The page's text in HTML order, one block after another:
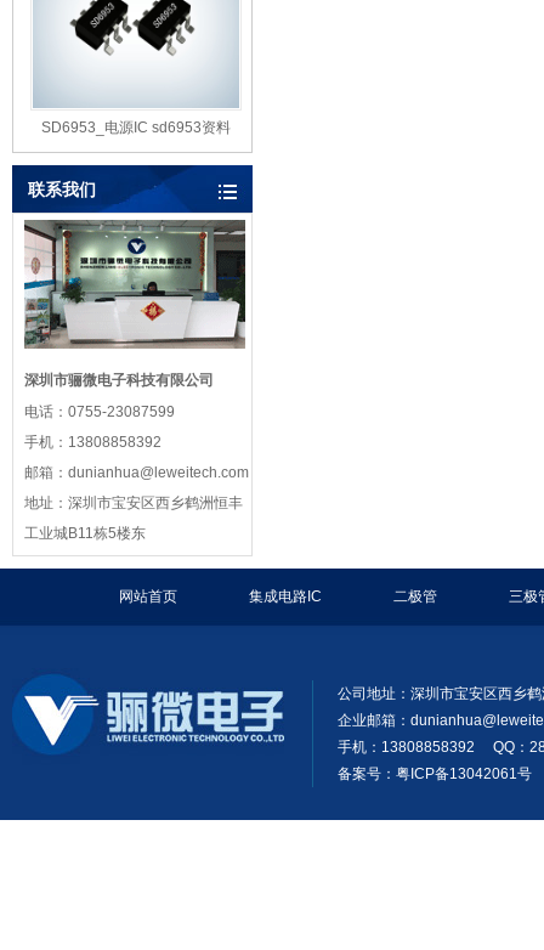
SD6953_电源IC sd6953资料
联系我们
深圳市骊微电子科技有限公司
电话：0755-23087599
手机：13808858392
邮箱：dunianhua@leweitech.com
地址：深圳市宝安区西乡鹤洲恒丰
工业城B11栋5楼东
网站首页 集成电路IC 二极管 三极
公司地址：深圳市宝安区西乡
企业邮箱：
手机：13808858392 QQ：
备案号：粤ICP备13042061号